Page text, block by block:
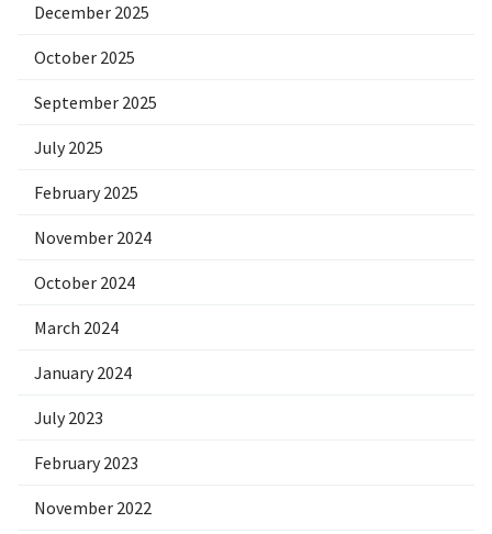
December 2025
October 2025
September 2025
July 2025
February 2025
November 2024
October 2024
March 2024
January 2024
July 2023
February 2023
November 2022